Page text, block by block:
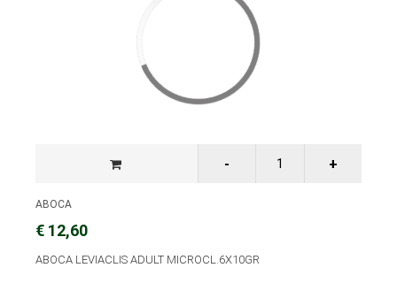
ABOCA
€ 12,60
ABOCA LEVIACLIS ADULT MICROCL.6X10GR